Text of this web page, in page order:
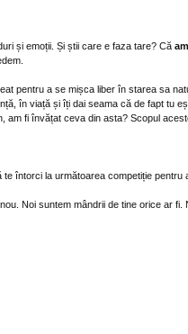
și emoții. Și știi care e faza tare? Că
pentru a se mișca liber în starea sa
în viață și îți dai seama că de fapt tu
fi învățat ceva din asta? Scopul
te întorci la următoarea competiție
Noi suntem mândrii de tine orice ar